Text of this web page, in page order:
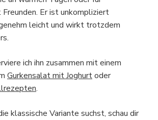
Er ist unkompliziert
leicht und wirkt trotzdem
ich ihn zusammen mit einem
Gurkensalat mit Joghurtoder
.
klassische Variante suchst, schau dir